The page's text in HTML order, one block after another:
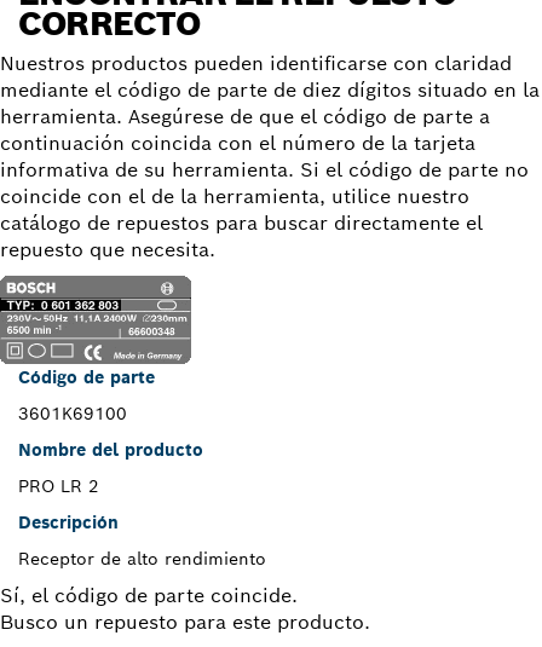
CORRECTO
Nuestros productos pueden identificarse con claridad
mediante el código de parte de diez dígitos situado en la
herramienta. Asegúrese de que el código de parte a
continuación coincida con el número de la tarjeta
informativa de su herramienta. Si el código de parte no
coincide con el de la herramienta, utilice nuestro
catálogo de repuestos para buscar directamente el
repuesto que necesita.
Código de parte
3601K69100
Nombre del producto
PRO LR 2
Descripción
Receptor de alto rendimiento
Sí, el código de parte coincide.
Busco un repuesto para este producto.